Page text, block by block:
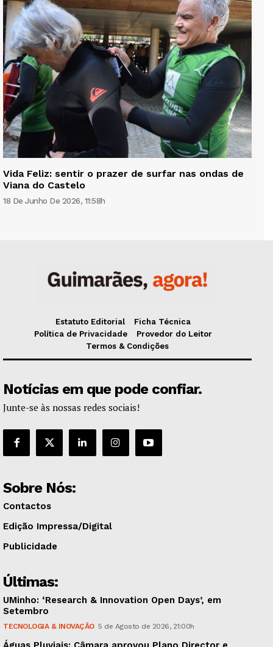
Vida Feliz: sentir o prazer de surfar nas ondas de
Viana do Castelo
18 De Junho De 2026, 11:58h
Estatuto Editorial
Ficha Técnica
Política de Privacidade
Provedor do Leitor
Termos & Condições
Notícias em que pode confiar.
Junte-se às nossas redes sociais!
Sobre Nós:
Contactos
Edição Impressa/Digital
Publicidade
Últimas:
UMinho: ‘Research & Innovation Open Days’, em
Setembro
TECNOLOGIA & INOVAÇÃO 5 de Agosto de 2026, 21:00h